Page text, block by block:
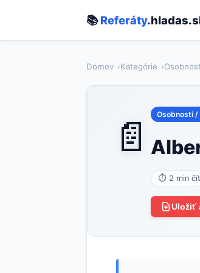
📚Referáty
Domov Kategórie
📄 Osobnosti
⏱ 2 min
Uložiť